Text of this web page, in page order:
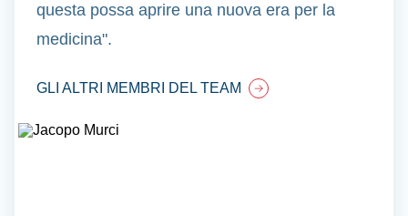
questa possa aprire una nuova era per la
medicina".
GLI ALTRI MEMBRI DEL TEAM